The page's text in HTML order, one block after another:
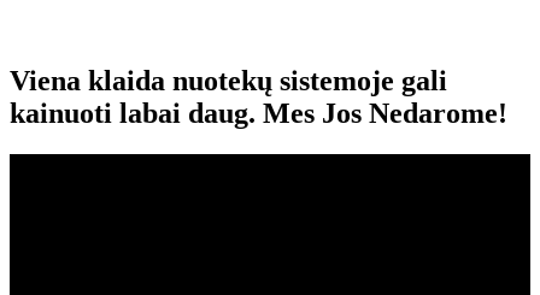
Viena klaida nuotekų sistemoje gali
kainuoti labai daug. Mes Jos Nedarome!